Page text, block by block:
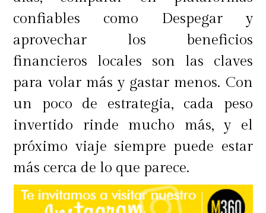
confiables como Despegar y
aprovechar los beneficios
financieros locales son las claves
para volar más y gastar menos. Con
un poco de estrategia, cada peso
invertido rinde mucho más, y el
próximo viaje siempre puede estar
más cerca de lo que parece.